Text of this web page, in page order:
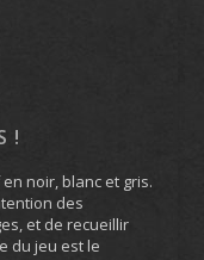
!
noir, blanc et gris.
des
et de recueillir
du jeu est le